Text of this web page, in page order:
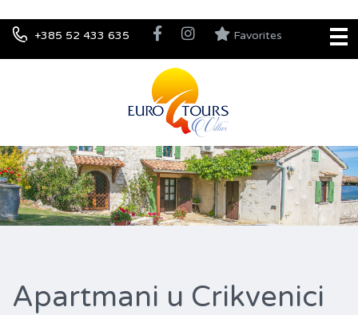
+385 52 433 635 Favorites
Apartmani u Crikvenici